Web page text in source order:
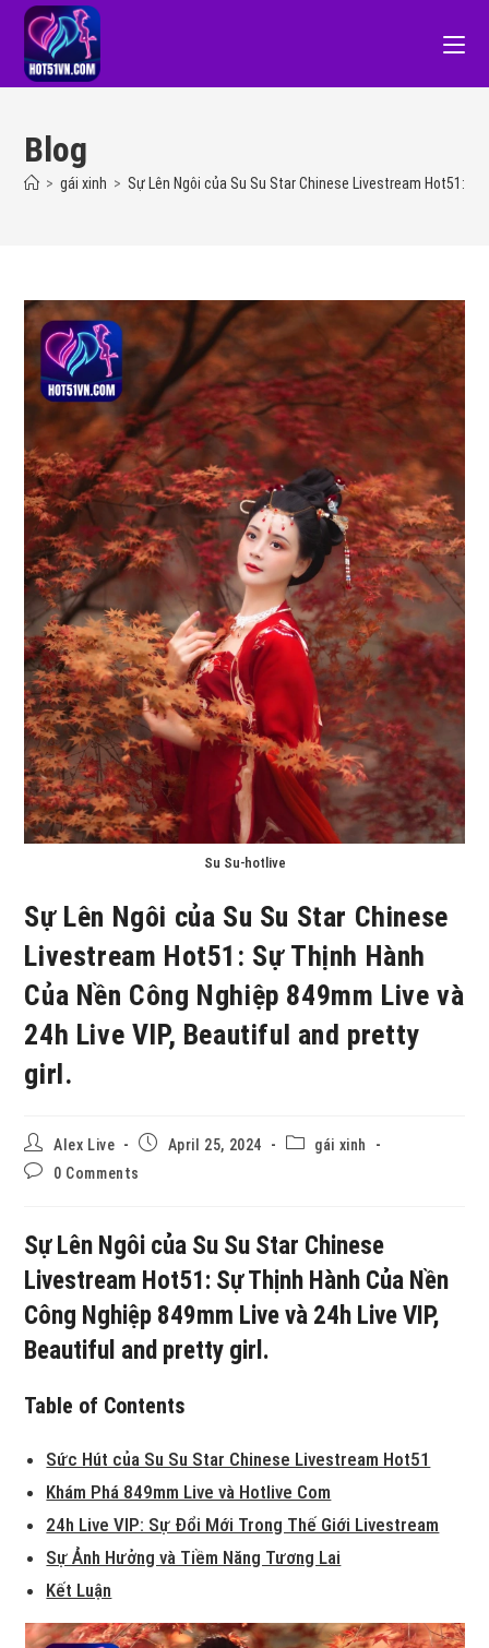
Blog
> gái xinh > Sự Lên Ngôi của Su Su Star Chinese Livestream Hot51:
Su Su-hotlive
Sự Lên Ngôi của Su Su Star Chinese
Livestream Hot51: Sự Thịnh Hành
Của Nền Công Nghiệp 849mm Live và
24h Live VIP, Beautiful and pretty
girl.
Alex Live April 25, 2024
gái xinh
0 Comments
Sự Lên Ngôi của Su Su Star Chinese
Livestream Hot51: Sự Thịnh Hành Của Nền
Công Nghiệp 849mm Live và 24h Live VIP,
Beautiful and pretty girl.
Table of Contents
Sức Hút của Su Su Star Chinese Livestream Hot51
Khám Phá 849mm Live và Hotlive Com
24h Live VIP: Sự Đổi Mới Trong Thế Giới Livestream
Sự Ảnh Hưởng và Tiềm Năng Tương Lai
Kết Luận